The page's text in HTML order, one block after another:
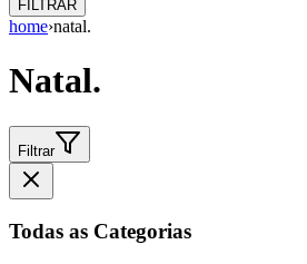
FILTRAR
home›natal.
Natal.
Filtrar
Todas as Categorias